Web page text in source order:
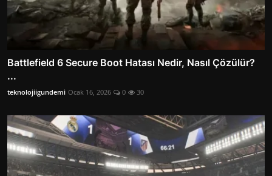
Battlefield 6 Secure Boot Hatası Nedir, Nasıl Çözülür?
...
teknolojiigundemi Ocak 16, 2026 0 30